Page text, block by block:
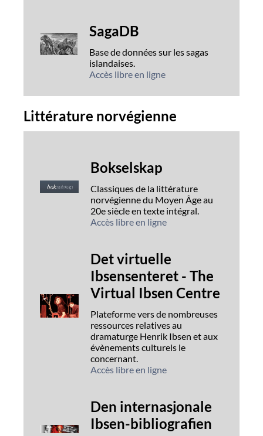
SagaDB
Base de données sur les sagas
islandaises.
Accès libre en ligne
Littérature norvégienne
Bokselskap
Classiques de la littérature
norvégienne du Moyen Âge au
20e siècle en texte intégral.
Accès libre en ligne
Det virtuelle
Ibsensenteret - The
Virtual Ibsen Centre
Plateforme vers de nombreuses
ressources relatives au
dramaturge Henrik Ibsen et aux
évènements culturels le
concernant.
Accès libre en ligne
Den internasjonale
Ibsen-bibliografien